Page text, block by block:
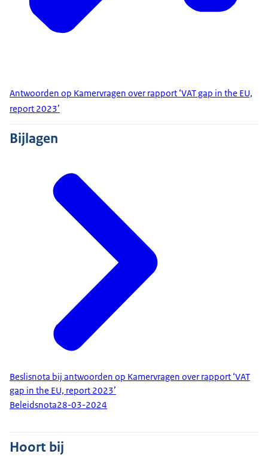
Antwoorden op Kamervragen over rapport ‘VAT gap in the EU,
report 2023’
Bijlagen
Beslisnota bij antwoorden op Kamervragen over rapport ‘VAT
gap in the EU, report 2023’
Beleidsnota28-03-2024
Hoort bij